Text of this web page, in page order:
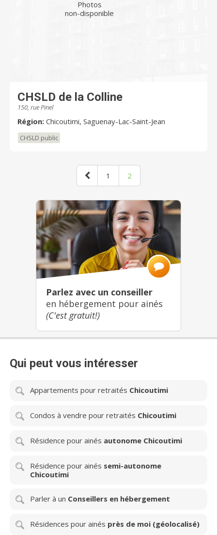
Photos
non-disponible
CHSLD de la Colline
150, rue Pinel
Région: Chicoutimi, Saguenay-Lac-Saint-Jean
CHSLD public
1 2
Parlez avec un conseiller
en hébergement pour ainés
(C'est gratuit!)
Qui peut vous intéresser
Appartements pour retraités Chicoutimi
Condos à vendre pour retraités Chicoutimi
Résidence pour ainés autonome Chicoutimi
Résidence pour ainés semi-autonome
Chicoutimi
Parler à un Conseillers en hébergement
Résidences pour ainés près de moi (géolocalisé)